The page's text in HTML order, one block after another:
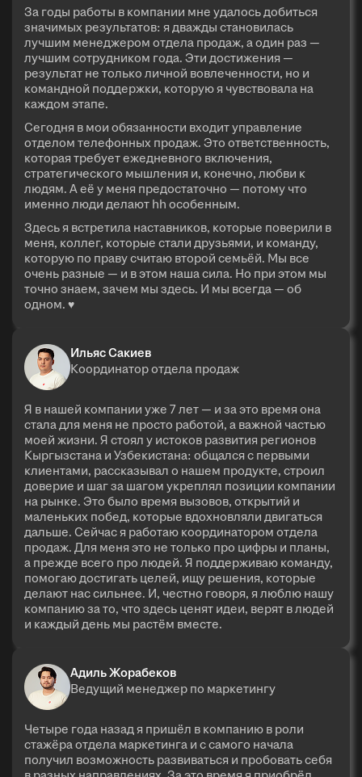
За годы работы в компании мне удалось добиться
значимых результатов: я дважды становилась
лучшим менеджером отдела продаж, а один раз —
лучшим сотрудником года. Эти достижения —
результат не только личной вовлеченности, но и
командной поддержки, которую я чувствовала на
каждом этапе.
Сегодня в мои обязанности входит управление
отделом телефонных продаж. Это ответственность,
которая требует ежедневного включения,
стратегического мышления и, конечно, любви к
людям. А её у меня предостаточно — потому что
именно люди делают hh особенным.
Здесь я встретила наставников, которые поверили в
меня, коллег, которые стали друзьями, и команду,
которую по праву считаю второй семьёй. Мы все
очень разные — и в этом наша сила. Но при этом мы
точно знаем, зачем мы здесь. И мы всегда — об
одном. ♥
Ильяс Сакиев
Координатор отдела продаж
Я в нашей компании уже 7 лет — и за это время она
стала для меня не просто работой, а важной частью
моей жизни. Я стоял у истоков развития регионов
Кыргызстана и Узбекистана: общался с первыми
клиентами, рассказывал о нашем продукте, строил
доверие и шаг за шагом укреплял позиции компании
на рынке. Это было время вызовов, открытий и
маленьких побед, которые вдохновляли двигаться
дальше. Сейчас я работаю координатором отдела
продаж. Для меня это не только про цифры и планы,
а прежде всего про людей. Я поддерживаю команду,
помогаю достигать целей, ищу решения, которые
делают нас сильнее. И, честно говоря, я люблю нашу
компанию за то, что здесь ценят идеи, верят в людей
и каждый день мы растём вместе.
Адиль Жорабеков
Ведущий менеджер по маркетингу
Четыре года назад я пришёл в компанию в роли
стажёра отдела маркетинга и с самого начала
получил возможность развиваться и пробовать себя